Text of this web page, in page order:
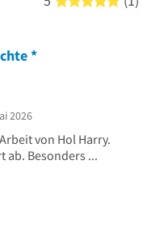
*
2026
von Hol Harry.
Besonders ...